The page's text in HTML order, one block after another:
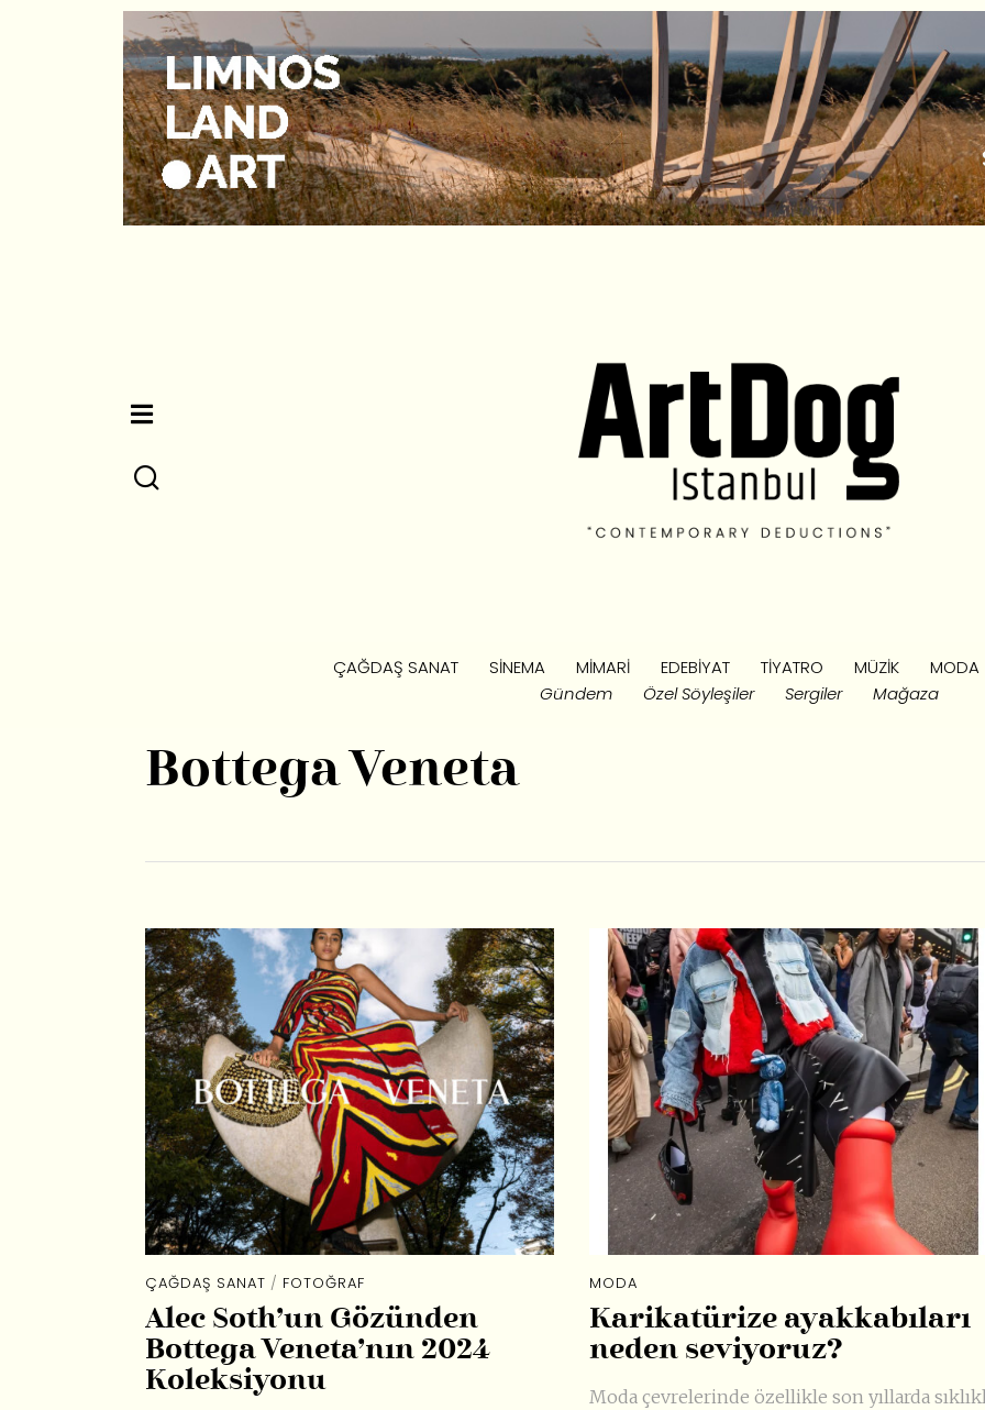
ÇAĞDAŞ SANAT SINEMA MIMARI EDEBIYAT TIYATRO MÜZIK MODA
Gündem
Özel Söyleşiler Sergiler Mağaza
Bottega Veneta
ÇAĞDAŞ SANAT / FOTOĞRAF
Alec Soth’un Gözünden
Bottega Veneta’nın 2024
Koleksiyonu
MODA
Karikatürize ayakkabıları
neden seviyoruz?
Moda çevrelerinde özellikle son yıllarda